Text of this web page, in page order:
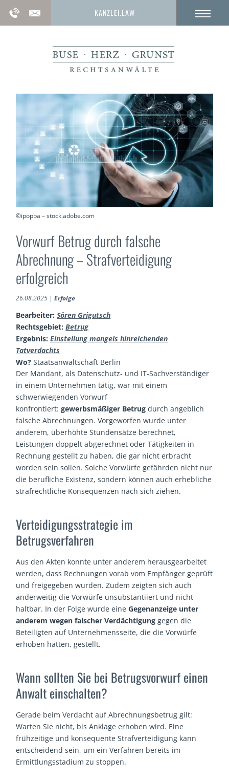
KANZLEI.LAW
©ipopba – stock.adobe.com
Vorwurf Betrug durch falsche
Abrechnung – Strafverteidigung
erfolgreich
26.08.2025 |Erfolge
Bearbeiter: Sören Grigutsch
Rechtsgebiet: Betrug
Ergebnis: Einstellung mangels hinreichenden
Tatverdachts
Wo? Staatsanwaltschaft Berlin
Der Mandant, als Datenschutz- und IT-Sachverständiger
in einem Unternehmen tätig, war mit einem
schwerwiegenden Vorwurf
konfrontiert: gewerbsmäßiger Betrug durch angeblich
falsche Abrechnungen. Vorgeworfen wurde unter
anderem, überhöhte Stundensätze berechnet,
Leistungen doppelt abgerechnet oder Tätigkeiten in
Rechnung gestellt zu haben, die gar nicht erbracht
worden sein sollen. Solche Vorwürfe gefährden nicht nur
die berufliche Existenz, sondern können auch erhebliche
strafrechtliche Konsequenzen nach sich ziehen.
Verteidigungsstrategie im
Betrugsverfahren
Aus den Akten konnte unter anderem herausgearbeitet
werden, dass Rechnungen vorab vom Empfänger geprüft
und freigegeben wurden. Zudem zeigten sich auch
anderweitig die Vorwürfe unsubstantiiert und nicht
haltbar. In der Folge wurde eine Gegenanzeige unter
anderem wegen falscher Verdächtigung gegen die
Beteiligten auf Unternehmensseite, die die Vorwürfe
erhoben hatten, gestellt.
Wann sollten Sie bei Betrugsvorwurf einen
Anwalt einschalten?
Gerade beim Verdacht auf Abrechnungsbetrug gilt:
Warten Sie nicht, bis Anklage erhoben wird. Eine
frühzeitige und konsequente Strafverteidigung kann
entscheidend sein, um ein Verfahren bereits im
Ermittlungsstadium zu stoppen.